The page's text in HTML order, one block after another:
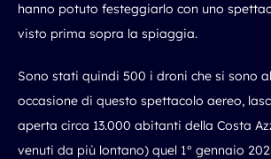
hanno potuto festeggiarlo con uno
visto prima sopra la spiaggia.
Sono stati quindi 500 i droni che si sono
occasione di questo spettacolo aereo,
aperta circa 13.000 abitanti della Costa
venuti da più lontano) quel 1° gennaio